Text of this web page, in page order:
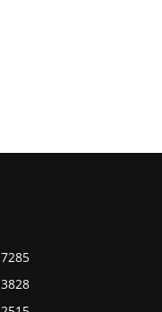
7285
3828